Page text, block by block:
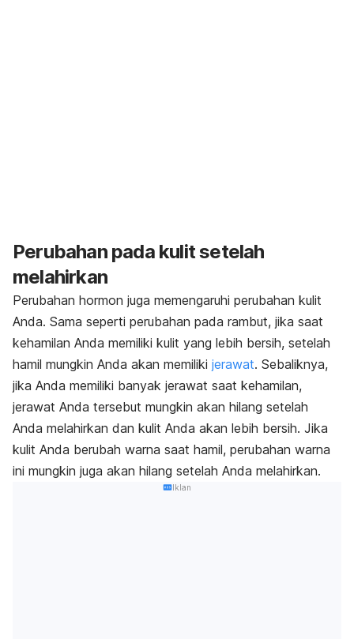
Perubahan pada kulit setelah
melahirkan
Perubahan hormon juga memengaruhi perubahan kulit
Anda. Sama seperti perubahan pada rambut, jika saat
kehamilan Anda memiliki kulit yang lebih bersih, setelah
hamil mungkin Anda akan memiliki jerawat. Sebaliknya,
jika Anda memiliki banyak jerawat saat kehamilan,
jerawat Anda tersebut mungkin akan hilang setelah
Anda melahirkan dan kulit Anda akan lebih bersih. Jika
kulit Anda berubah warna saat hamil, perubahan warna
ini mungkin juga akan hilang setelah Anda melahirkan.
Iklan